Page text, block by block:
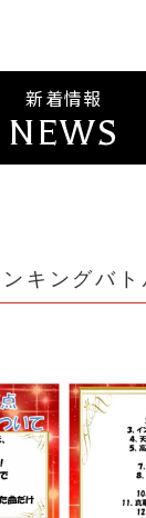
新着情報
NEWS
キングバト